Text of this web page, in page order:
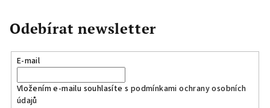
Odebírat newsletter
E-mail
Vložením e-mailu souhlasíte s podmínkami ochrany osobních
údajů